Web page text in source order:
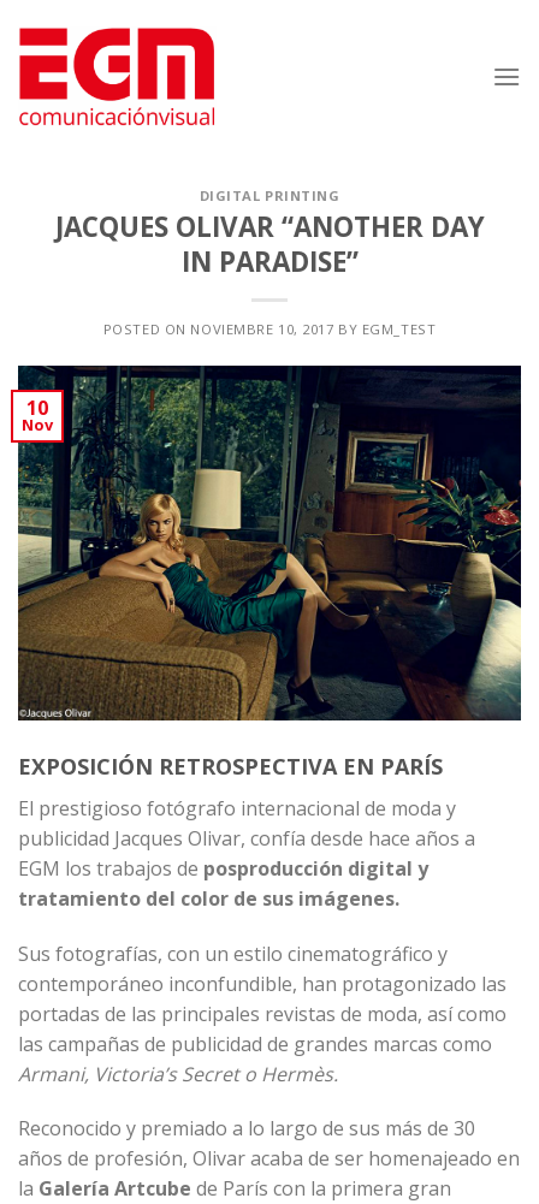
contenido
DIGITAL PRINTING
JACQUES OLIVAR “ANOTHER DAY
IN PARADISE”
POSTED ON NOVIEMBRE 10, 2017 BY EGM_TEST
10
Nov
EXPOSICIÓN RETROSPECTIVA EN PARÍS
El prestigioso fotógrafo internacional de moda y
publicidad Jacques Olivar, confía desde hace años a
EGM los trabajos de posproducción digital y
tratamiento del color de sus imágenes.
Sus fotografías, con un estilo cinematográfico y
contemporáneo inconfundible, han protagonizado las
portadas de las principales revistas de moda, así como
las campañas de publicidad de grandes marcas como
Armani, Victoria’s Secret o Hermès.
Reconocido y premiado a lo largo de sus más de 30
años de profesión, Olivar acaba de ser homenajeado en
la Galería Artcube de París con la primera gran